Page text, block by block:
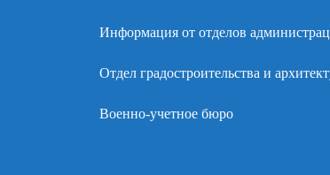
Информация от отделов
Отдел градостроительства и
Военно-учетное бюро